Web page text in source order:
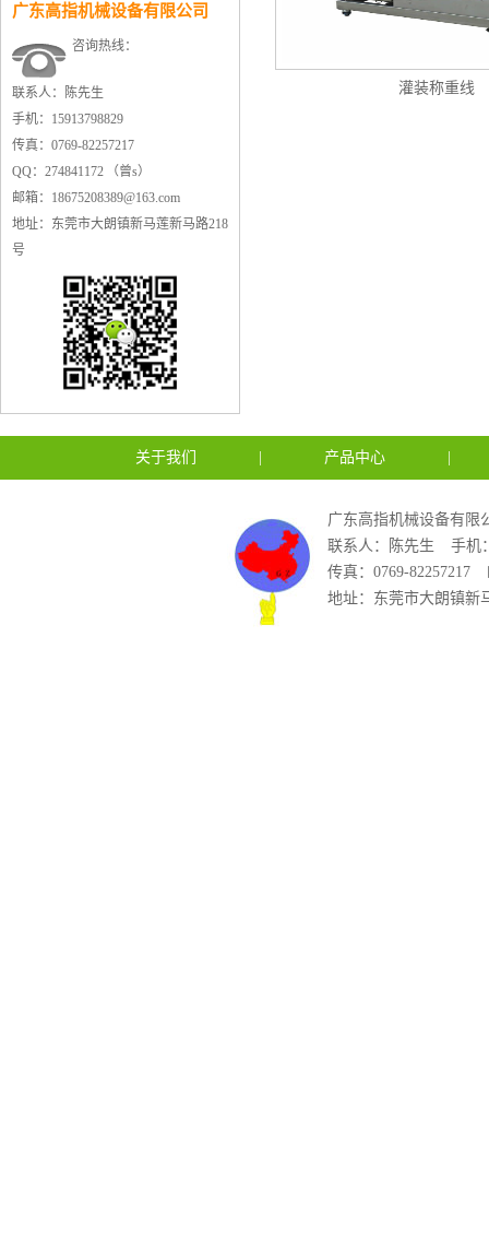
灌装称重线
广东高指机械设备有限公司
咨询热线：
联系人：陈先生
手机：15913798829
传真：0769-82257217
QQ：274841172 （曾s）
邮箱：18675208389@163.com
地址：东莞市大朗镇新马莲新马路218
号
关于我们 产品中心
广东高指机械设备有限
联系人：陈先生
手机
传真：0769-82257217
地址：东莞市大朗镇新